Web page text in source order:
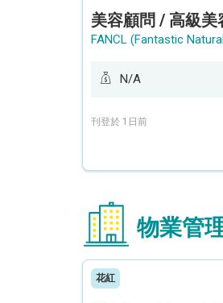
N/A
刊登於 1日前
物業管
花紅